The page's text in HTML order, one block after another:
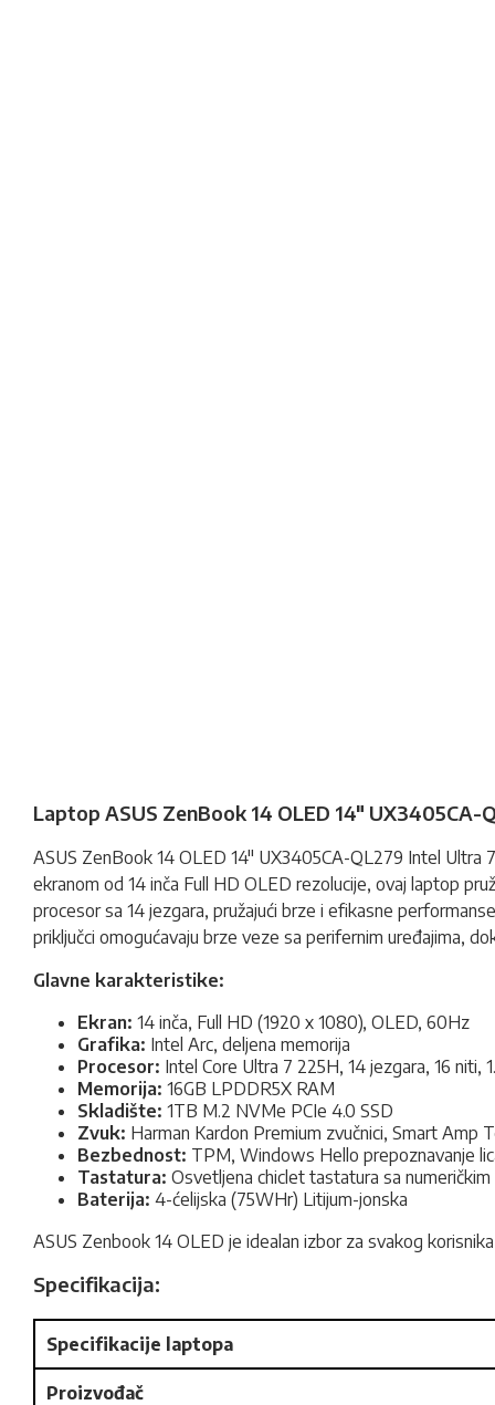
Laptop ASUS ZenBook 14 OLED 14"
ASUS ZenBook 14 OLED 14" UX3405CA-QL279 Intel Ultra
ekranom od 14 inča Full HD OLED rezolucije, ovaj laptop
procesor sa 14 jezgara, pružajući brze i efikasne
priključci omogućavaju brze veze sa perifernim uređajima,
Glavne karakteristike:
Ekran: 14 inča, Full HD (1920 x 1080), OLED, 60Hz
Grafika: Intel Arc, deljena memorija
Procesor: Intel Core Ultra 7 225H, 14 jezgara, 16 niti,
Memorija: 16GB LPDDR5X RAM
Skladište: 1TB M.2 NVMe PCIe 4.0 SSD
Zvuk: Harman Kardon Premium zvučnici, Smart Amp
Bezbednost: TPM, Windows Hello prepoznavanje
Tastatura: Osvetljena chiclet tastatura sa
Baterija: 4-ćelijska (75WHr) Litijum-jonska
ASUS Zenbook 14 OLED je idealan izbor za svakog
Specifikacija:
Specifikacije laptopa
Proizvođač